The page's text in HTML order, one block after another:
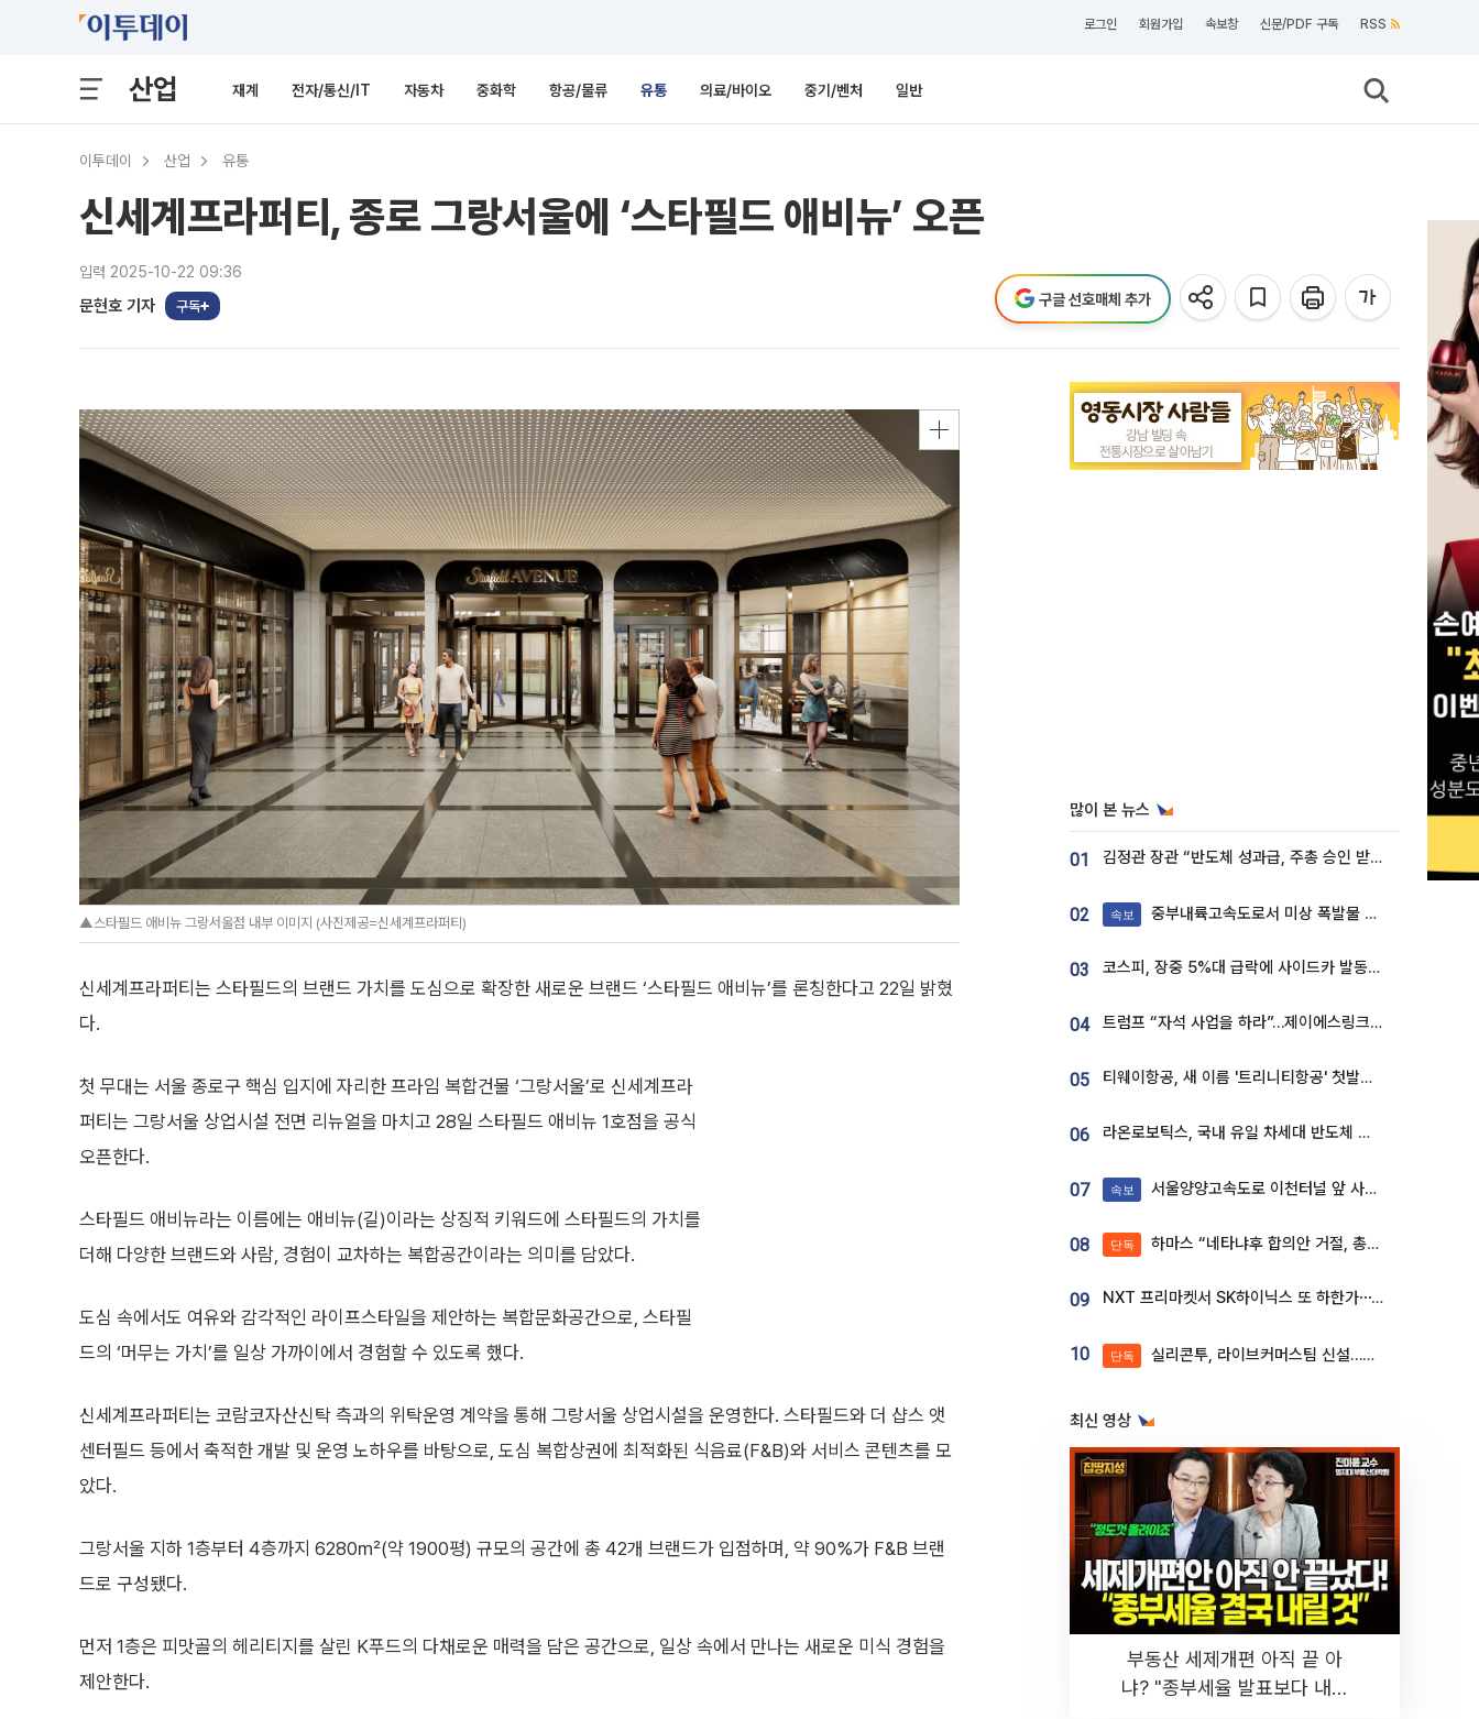
로그인 회원가입 속보창 신문/PDF 구독 RSS
산업 재계 전자/통신/IT 자동차 중화학 항공/물류 유통 의료/바이오 중기/벤처 일반
이투데이 산업 유통
신세계프라퍼티, 종로 그랑서울에 ‘스타필드 애비뉴’ 오픈
입력 2025-10-22 09:36
문현호 기자 구독 구글 선호매체 추가
▲스타필드 애비뉴 그랑서울점 내부 이미지 (사진제공=신세계프라퍼티)
신세계프라퍼티는 스타필드의 브랜드 가치를 도심으로 확장한 새로운 브랜드 ‘스타필드 애비뉴’를 론칭한다고 22일 밝혔
다.
첫 무대는 서울 종로구 핵심 입지에 자리한 프라임 복합건물 ‘그랑서울’로 신세계프라
퍼티는 그랑서울 상업시설 전면 리뉴얼을 마치고 28일 스타필드 애비뉴 1호점을 공식
오픈한다.
스타필드 애비뉴라는 이름에는 애비뉴(길)이라는 상징적 키워드에 스타필드의 가치를
더해 다양한 브랜드와 사람, 경험이 교차하는 복합공간이라는 의미를 담았다.
도심 속에서도 여유와 감각적인 라이프스타일을 제안하는 복합문화공간으로, 스타필
드의 ‘머무는 가치’를 일상 가까이에서 경험할 수 있도록 했다.
신세계프라퍼티는 코람코자산신탁 측과의 위탁운영 계약을 통해 그랑서울 상업시설을 운영한다. 스타필드와 더 샵스 앳
센터필드 등에서 축적한 개발 및 운영 노하우를 바탕으로, 도심 복합상권에 최적화된 식음료(F&B)와 서비스 콘텐츠를 모
았다.
그랑서울 지하 1층부터 4층까지 6280㎡(약 1900평) 규모의 공간에 총 42개 브랜드가 입점하며, 약 90%가 F&B 브랜
드로 구성됐다.
먼저 1층은 피맛골의 헤리티지를 살린 K푸드의 다채로운 매력을 담은 공간으로, 일상 속에서 만나는 새로운 미식 경험을
제안한다.
많이 본 뉴스
01 김정관 장관 “반도체 성과급, 주총 승인 받도록”…상법·자본시장법 개정 시사
02 속보 중부내륙고속도로서 미상 폭발물 발견
03 코스피, 장중 5%대 급락에 사이드카 발동…삼성·SK 동반 폭락
04 트럼프 “자석 사업을 하라”…제이에스링크, 비중국 영구자석 공급망 구축 속도
05 티웨이항공, 새 이름 '트리니티항공' 첫발…SSC 전략 본격화
06 라온로보틱스, 국내 유일 차세대 반도체 공정 로봇 개발 ‘고객사 테스트 진행’
07 속보 서울양양고속도로 이천터널 앞 사고 발생
08 단독 하마스 “네타냐후 합의안 거절, 총선 앞두고 시간 끌기”
09 NXT 프리마켓서 SK하이닉스 또 하한가⋯‘11주 거래’에 시초가 왜곡
10 단독 실리콘투, 라이브커머스팀 신설…K뷰티 ‘글로벌 판매망’ 확대[K뷰티 라방戰]
최신 영상
부동산 세제개편 아직 끝 아
냐? "종부세율 발표보다 내릴